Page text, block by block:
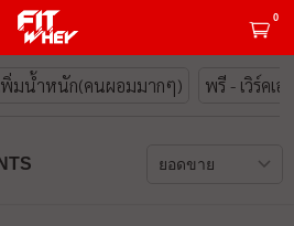
0
พิ่มน้ำหนัก(คนผอมมากๆ) พรี - เวิร์คเ